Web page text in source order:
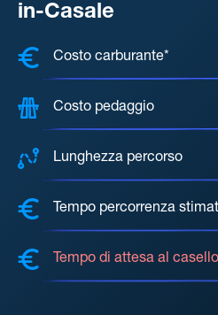
in-Casale
COSTI,
Costo carburante*
Costo pedaggio
Lunghezza percorso
Tempo percorrenza
Tempo di attesa al casello